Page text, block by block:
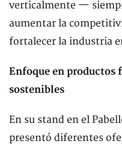
verticalmente —
aumentar la
fortalecer la industria
Enfoque en productos
sostenibles
En su stand en el
presentó diferentes